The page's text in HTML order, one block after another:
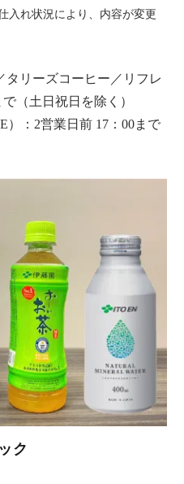
入れ状況により、内容が変更
リーズコーヒー／リフレ
（土日祝日を除く）
）：2営業日前 17：00まで
ク